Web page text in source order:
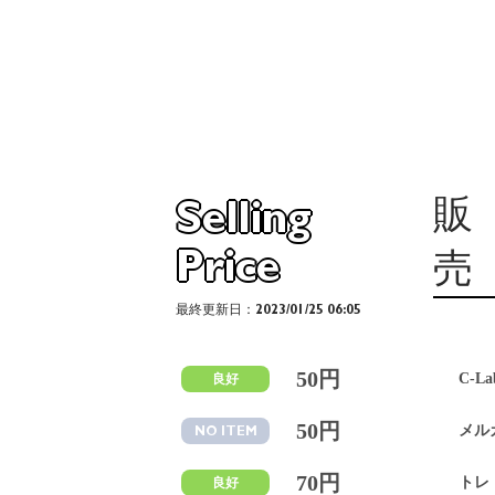
Selling
Price
販
売
最終更新日：2023/01/25 06:05
良好 50円 C-
NO ITEM 50円 メル
良好 70円 ト